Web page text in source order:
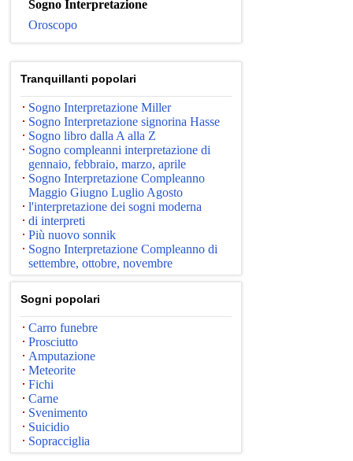
Sogno Interpretazione
Oroscopo
Tranquillanti popolari
Sogno Interpretazione Miller
Sogno Interpretazione signorina Hasse
Sogno libro dalla A alla Z
Sogno compleanni interpretazione di
gennaio, febbraio, marzo, aprile
Sogno Interpretazione Compleanno
Maggio Giugno Luglio Agosto
l'interpretazione dei sogni moderna
di interpreti
Più nuovo sonnik
Sogno Interpretazione Compleanno di
settembre, ottobre, novembre
Sogni popolari
Carro funebre
Prosciutto
Amputazione
Meteorite
Fichi
Carne
Svenimento
Suicidio
Sopracciglia